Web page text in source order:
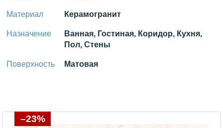
Материал Керамогранит
Назначение
Ванная, Гостиная, Коридор, Кухня,
Пол, Стены
Поверхность Матовая
–23%